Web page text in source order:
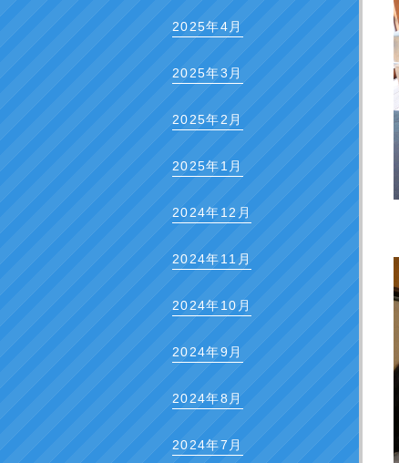
2025年4月
2025年3月
2025年2月
2025年1月
2024年12月
2024年11月
2024年10月
2024年9月
2024年8月
2024年7月